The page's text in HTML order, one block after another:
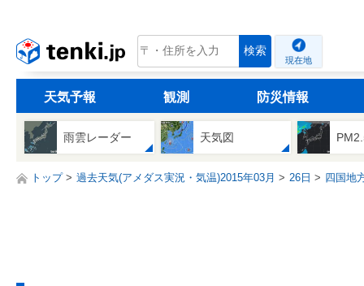
tenki.jp 検索
現在地
天気予報 観測 防災情報
雨雲レーダー 天気図
トップ 過去天気(アメダス実況・気温)2015年03月 26日 四国地